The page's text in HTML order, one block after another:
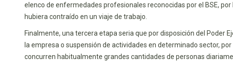
elenco de enfermedades profesionales reconocidas por el BSE,
hubiera contraído en un viaje de trabajo.
Finalmente, una tercera etapa seria que por disposición del Poder
la empresa o suspensión de actividades en determinado sector,
concurren habitualmente grandes cantidades de personas